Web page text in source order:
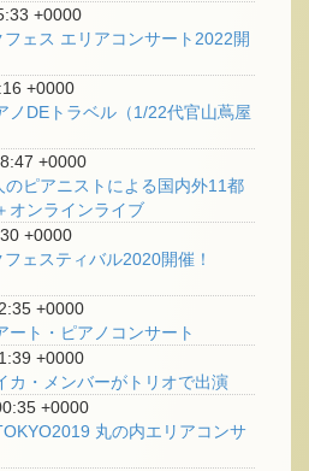
+0000
ェス エリアコンサート2022開
+0000
ノDEトラベル（1/22代官山蔦屋
+0000
のピアニストによる国内外11都
オンラインライブ
+0000
ェスティバル2020開催！
+0000
ート・ピアノコンサート
+0000
カ・メンバーがトリオで出演
+0000
丸の内エリアコンサ